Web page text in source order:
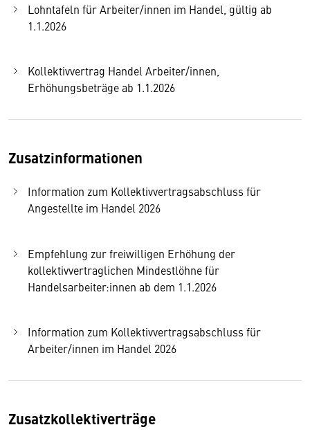
Lohntafeln für Arbeiter/innen im Handel, gültig ab
1.1.2026
Kollektivvertrag Handel Arbeiter/innen,
Erhöhungsbeträge ab 1.1.2026
Zusatzinformationen
Information zum Kollektivvertragsabschluss für
Angestellte im Handel 2026
Empfehlung zur freiwilligen Erhöhung der
kollektivvertraglichen Mindestlöhne für
Handelsarbeiter:innen ab dem 1.1.2026
Information zum Kollektivvertragsabschluss für
Arbeiter/innen im Handel 2026
Zusatzkollektiverträge